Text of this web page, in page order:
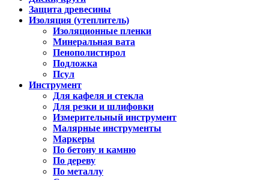
Защита древесины
Изоляция (утеплитель)
Изоляционные пленки
Минеральная вата
Пенополистирол
Подложка
Псул
Инструмент
Для кафеля и стекла
Для резки и шлифовки
Измерительный инструмент
Малярные инструменты
Маркеры
По бетону и камню
По дереву
По металлу